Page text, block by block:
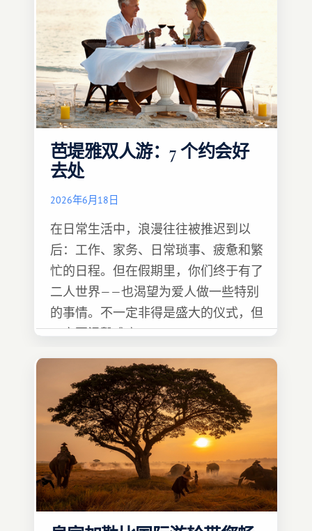
芭堤雅双人游：7 个约会好
去处
2026年6月18日
在日常生活中，浪漫往往被推迟到以
后：工作、家务、日常琐事、疲惫和繁
忙的日程。但在假期里，你们终于有了
二人世界——也渴望为爱人做一些特别
的事情。不一定非得是盛大的仪式，但
一定要温馨难忘 :)